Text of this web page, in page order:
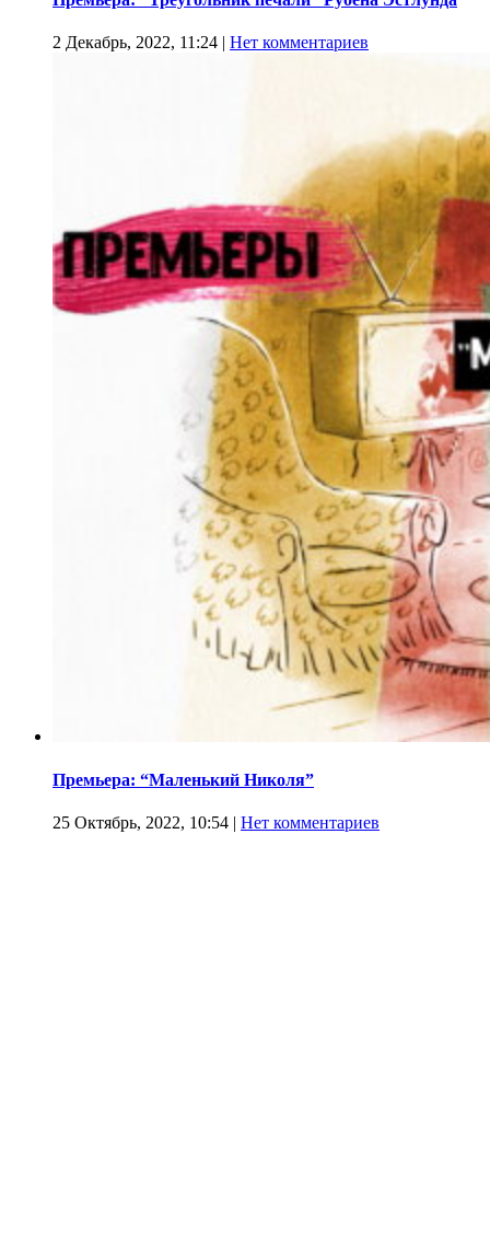
2 Декабрь, 2022, 11:24 | Нет комментариев
Премьера: “Маленький Николя”
25 Октябрь, 2022, 10:54 | Нет комментариев